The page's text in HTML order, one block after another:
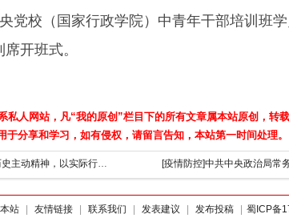
党校（国家行政学院）中青年干部培训班
开班式。
私人网站，凡“我的原创”栏目下的所有文章属本站原创，转
分享和学习，如有侵权，请留言告知，本站第一时间处理。
[疫情防控]中共中央政治局常
站 | 友情链接 | 联系我们 | 发表建议 | 发布投稿 | 蜀ICP备